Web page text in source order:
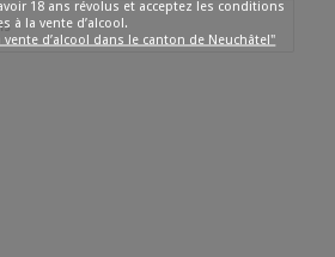
18 ans révolus et acceptez les conditions
à la vente d’alcool.
d’alcool dans le canton de Neuchâtel"